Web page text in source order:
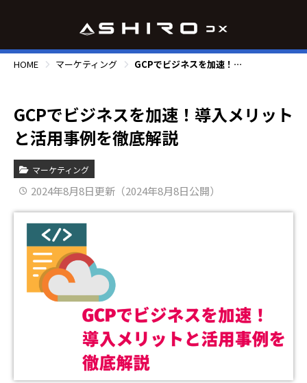
HOME マーケティング GCPでビジネスを加速！導入メリットと活用事例を徹底解説
GCPでビジネスを加速！導入メリット
と活用事例を徹底解説
マーケティング
2024年8月8日更新（2024年8月8日公開）